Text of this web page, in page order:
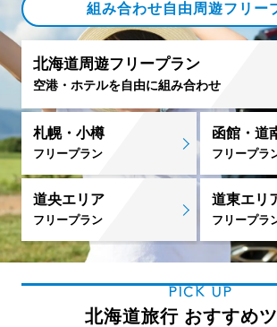
組み合わせ自由周遊フリー
北海道周遊フリープラン
空港・ホテルを自由に組み合わせ
札幌・小樽
フリープラン
函館・道
フリープラ
道央エリア
フリープラン
道東エリ
フリープラ
PICK UP
北海道旅行 おすすめ